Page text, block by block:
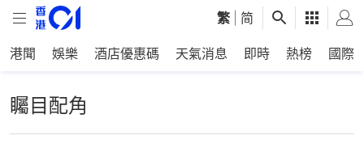
繁 简
港聞 娛樂 酒店優惠碼 天氣消息 即時 熱榜 國際
矚目配角